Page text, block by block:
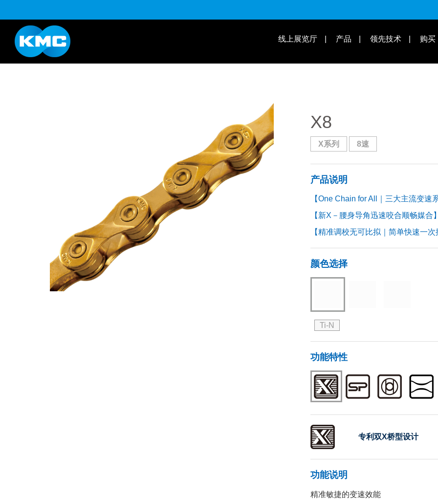
购买
领先技术
产品
线上展览厅
K系列 适用车款
YouTube 操作教学 | 知识库
X8
X系列 8速
产品说明
【One Chain for All｜三大主流变速
【新X－腰身导角迅速咬合顺畅媒合
【精准调校无可比拟｜简单快速一次
颜色选择
Ti-N
功能特性
专利双X桥型设计
功能说明
精准敏捷的变速效能